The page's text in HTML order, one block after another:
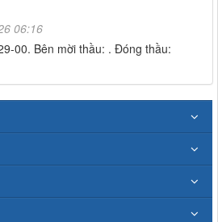
06:16
00. Bên mời thầu: . Đóng thầu: